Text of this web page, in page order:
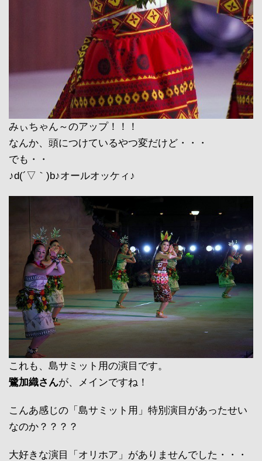
みぃちゃん～のアップ！！！
なんか、頭につけているやつ変だけど・・・
でも・・
♪d(´▽｀)b♪オールオッケィ♪
これも、島サミット用の演目です。
鷺加織さんが、メインですね！
こんあ感じの「島サミット用」特別演目があったせい
なのか？？？？
大好きな演目「オリホア」がありませんでした・・・